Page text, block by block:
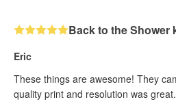
Back to the Shower
Eric
These things are awesome! They
quality print and resolution was great.